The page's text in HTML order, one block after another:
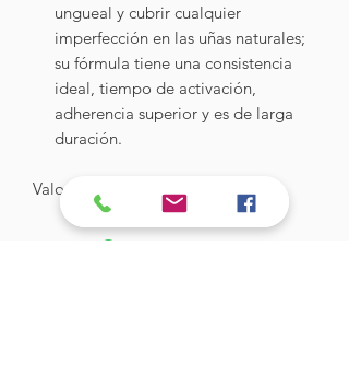
ungueal y cubrir cualquier
imperfección en las uñas naturales;
su fórmula tiene una consistencia
ideal, tiempo de activación,
adherencia superior y es de larga
duración.
Valor: $32.890